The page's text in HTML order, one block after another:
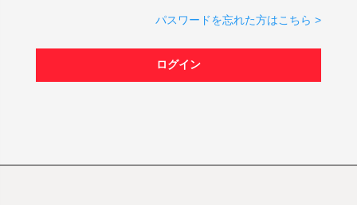
パスワードを忘れた方はこちら >
ログイン